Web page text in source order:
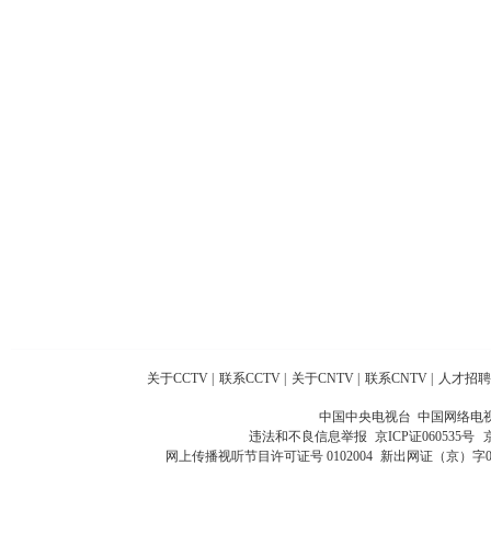
关于CCTV 联系CCTV 关于CNTV 联系CNTV 人才招聘
中国中央电视台 中国网络电
违法和不良信息举报 京ICP证060535号
网上传播视听节目许可证号 0102004 新出网证（京）